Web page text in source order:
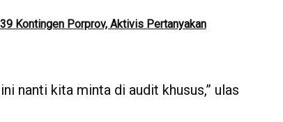
Kontingen Porprov, Aktivis Pertanyakan
nanti kita minta di audit khusus,” ulas